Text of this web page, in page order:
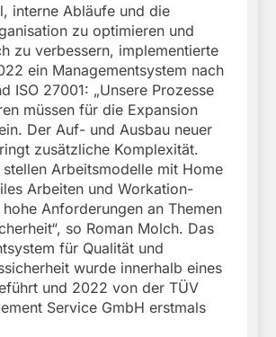
interne Abläufe und die
zu optimieren und
zu verbessern, implementierte
ein Managementsystem nach
ISO 27001: „Unsere Prozesse
müssen für die Expansion
Der Auf- und Ausbau neuer
zusätzliche Komplexität.
Arbeitsmodelle mit Home
Arbeiten und Workation-
Anforderungen an Themen
so Roman Molch. Das
für Qualität und
wurde innerhalb eines
und 2022 von der TÜV
Service GmbH erstmals